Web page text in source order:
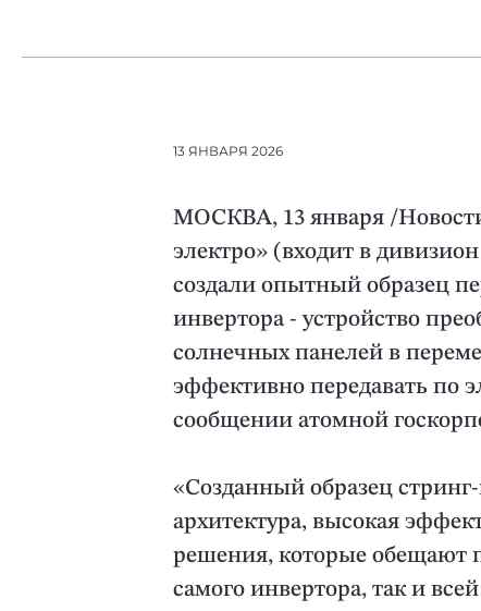
13 ЯНВАРЯ 2026
МОСКВА, 13 января /
электро» (входит в
создали опытный образец
инвертора - устройство
солнечных панелей в
эффективно передавать по
сообщении атомной
«Созданный образец
архитектура, высокая
решения, которые обещают
самого инвертора, так и